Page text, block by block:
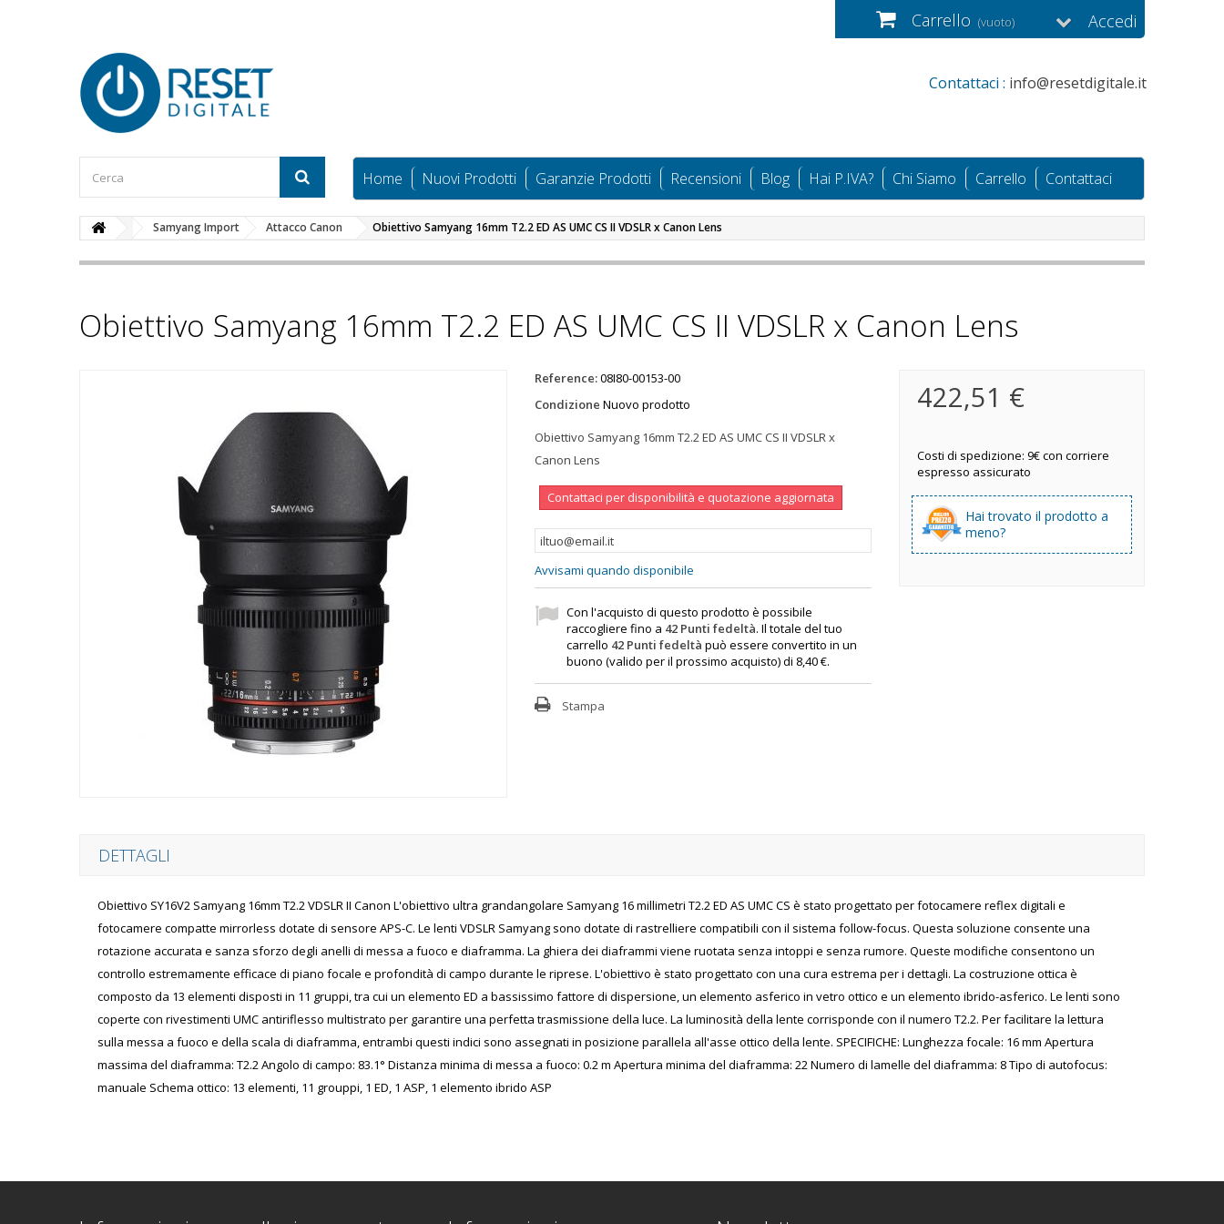
Accedi
Carrello (vuoto)
Contattaci : info@resetdigitale.it
Home Nuovi Prodotti Garanzie Prodotti Recensioni Blog Hai P.IVA? Chi Siamo Carrello Contattaci
Samyang Import Attacco Canon Obiettivo Samyang 16mm T2.2 ED AS UMC CS II VDSLR x Canon Lens
Obiettivo Samyang 16mm T2.2 ED AS UMC CS II VDSLR x Canon Lens
Reference:08I80-00153-00
Condizione Nuovo prodotto
Obiettivo Samyang 16mm T2.2 ED AS UMC CS II VDSLR x
Canon Lens
Contattaci per disponibilità e quotazione aggiornata
Avvisami quando disponibile
Con l'acquisto di questo prodotto è possibile
raccogliere fino a 42 Punti fedeltà. Il totale del tuo
carrello 42 Punti fedeltà può essere convertito in un
buono (valido per il prossimo acquisto) di 8,40 €.
Stampa
422,51 €
Costi di spedizione: 9€ con corriere
espresso assicurato
Hai trovato il prodotto a
meno?
DETTAGLI
Obiettivo SY16V2 Samyang 16mm T2.2 VDSLR II Canon L'obiettivo ultra grandangolare Samyang 16 millimetri T2.2 ED AS UMC CS è stato progettato per fotocamere reflex digitali e
fotocamere compatte mirrorless dotate di sensore APS-C. Le lenti VDSLR Samyang sono dotate di rastrelliere compatibili con il sistema follow-focus. Questa soluzione consente una
rotazione accurata e sanza sforzo degli anelli di messa a fuoco e diaframma. La ghiera dei diaframmi viene ruotata senza intoppi e senza rumore. Queste modifiche consentono un
controllo estremamente efficace di piano focale e profondità di campo durante le riprese. L'obiettivo è stato progettato con una cura estrema per i dettagli. La costruzione ottica è
composto da 13 elementi disposti in 11 gruppi, tra cui un elemento ED a bassissimo fattore di dispersione, un elemento asferico in vetro ottico e un elemento ibrido-asferico. Le lenti sono
coperte con rivestimenti UMC antiriflesso multistrato per garantire una perfetta trasmissione della luce. La luminosità della lente corrisponde con il numero T2.2. Per facilitare la lettura
sulla messa a fuoco e della scala di diaframma, entrambi questi indici sono assegnati in posizione parallela all'asse ottico della lente. SPECIFICHE: Lunghezza focale: 16 mm Apertura
massima del diaframma: T2.2 Angolo di campo: 83.1° Distanza minima di messa a fuoco: 0.2 m Apertura minima del diaframma: 22 Numero di lamelle del diaframma: 8 Tipo di autofocus:
manuale Schema ottico: 13 elementi, 11 grouppi, 1 ED, 1 ASP, 1 elemento ibrido ASP